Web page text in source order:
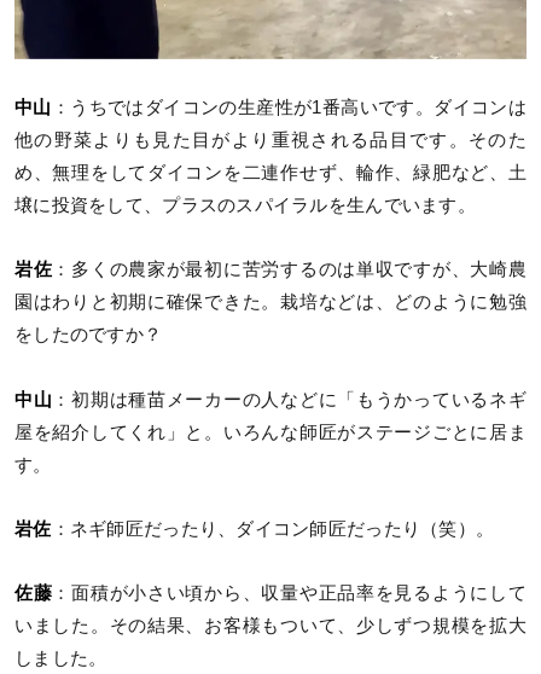
中山 ：うちではダイコンの生産性が1番高いです。ダイコンは
他の野菜よりも見た目がより重視される品目です。そのた
め、無理をしてダイコンを二連作せず、輪作、緑肥など、土
壌に投資をして、プラスのスパイラルを生んでいます。
岩佐 ：多くの農家が最初に苦労するのは単収ですが、大崎農
園はわりと初期に確保できた。栽培などは、どのように勉強
をしたのですか？
中山 ：初期は種苗メーカーの人などに「もうかっているネギ
屋を紹介してくれ」と。いろんな師匠がステージごとに居ま
す。
岩佐 ：ネギ師匠だったり、ダイコン師匠だったり（笑）。
佐藤 ：面積が小さい頃から、収量や正品率を見るようにして
いました。その結果、お客様もついて、少しずつ規模を拡大
しました。